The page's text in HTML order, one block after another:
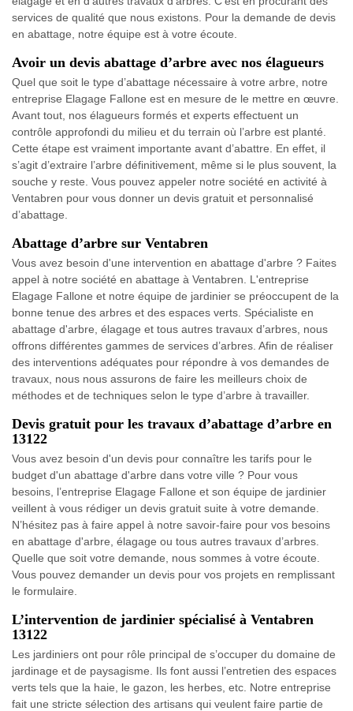
services de qualité que nous existons. Pour la demande de devis
en abattage, notre équipe est à votre écoute.
Avoir un devis abattage d’arbre avec nos élagueurs
Quel que soit le type d’abattage nécessaire à votre arbre, notre
entreprise Elagage Fallone est en mesure de le mettre en œuvre.
Avant tout, nos élagueurs formés et experts effectuent un
contrôle approfondi du milieu et du terrain où l’arbre est planté.
Cette étape est vraiment importante avant d’abattre. En effet, il
s’agit d’extraire l’arbre définitivement, même si le plus souvent, la
souche y reste. Vous pouvez appeler notre société en activité à
Ventabren pour vous donner un devis gratuit et personnalisé
d’abattage.
Abattage d’arbre sur Ventabren
Vous avez besoin d'une intervention en abattage d'arbre ? Faites
appel à notre société en abattage à Ventabren. L'entreprise
Elagage Fallone et notre équipe de jardinier se préoccupent de la
bonne tenue des arbres et des espaces verts. Spécialiste en
abattage d'arbre, élagage et tous autres travaux d’arbres, nous
offrons différentes gammes de services d’arbres. Afin de réaliser
des interventions adéquates pour répondre à vos demandes de
travaux, nous nous assurons de faire les meilleurs choix de
méthodes et de techniques selon le type d’arbre à travailler.
Devis gratuit pour les travaux d’abattage d’arbre en
13122
Vous avez besoin d'un devis pour connaître les tarifs pour le
budget d'un abattage d'arbre dans votre ville ? Pour vous
besoins, l’entreprise Elagage Fallone et son équipe de jardinier
veillent à vous rédiger un devis gratuit suite à votre demande.
N’hésitez pas à faire appel à notre savoir-faire pour vos besoins
en abattage d'arbre, élagage ou tous autres travaux d’arbres.
Quelle que soit votre demande, nous sommes à votre écoute.
Vous pouvez demander un devis pour vos projets en remplissant
le formulaire.
L’intervention de jardinier spécialisé à Ventabren
13122
Les jardiniers ont pour rôle principal de s’occuper du domaine de
jardinage et de paysagisme. Ils font aussi l’entretien des espaces
verts tels que la haie, le gazon, les herbes, etc. Notre entreprise
fait une stricte sélection des artisans qui veulent faire partie de